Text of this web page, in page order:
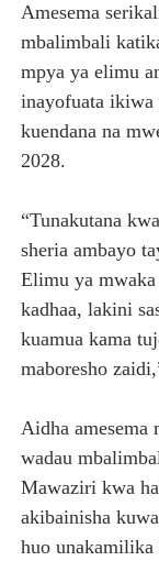
Amesema
mbalimbali
mpya ya elimu
inayofuata ikiwa
kuendana na
2028.
“Tunakutana
sheria ambayo
Elimu ya
kadhaa, lakini
kuamua kama
maboresho
Aidha amesema
wadau
Mawaziri kwa
akibainisha
huo